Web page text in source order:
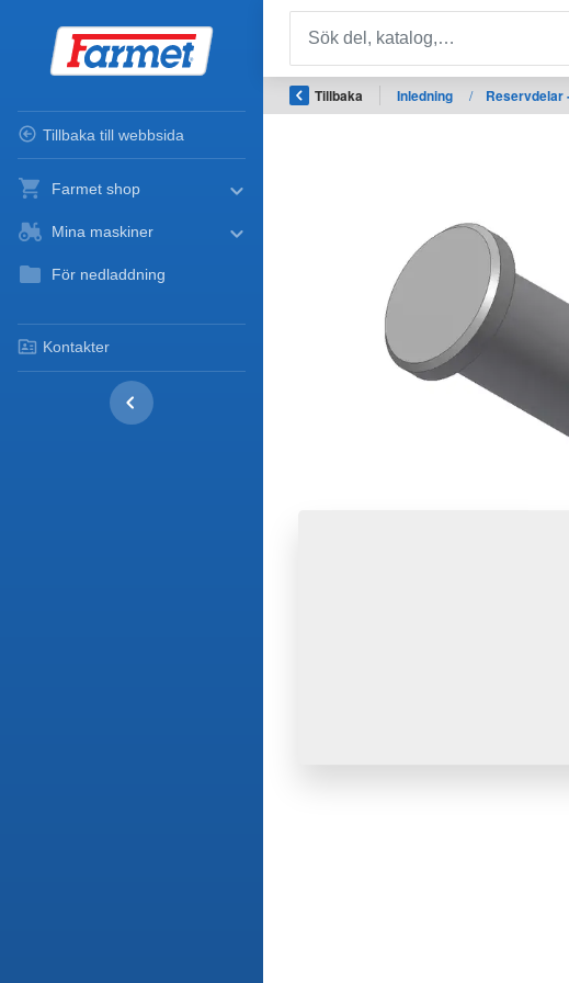
Tillbaka till webbsida
Farmet shop
Mina maskiner
För nedladdning
Kontakter
Tillbaka Inledning / Reservdelar